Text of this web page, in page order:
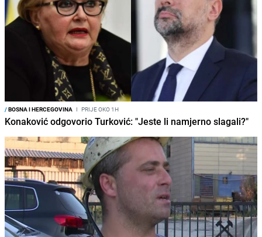
/BOSNA I HERCEGOVINA I PRIJE OKO 1H
Konaković odgovorio Turković: "Jeste li namjerno slagali?"